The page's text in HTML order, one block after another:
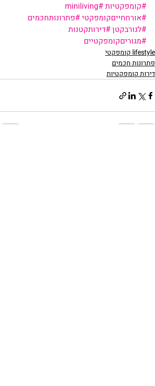
#קומפקטיות#miniliving
#אורחחייםקומפקטי#פתרונותחכמים
#לגורבקטן#דירותקטנות
#מגוריםקומפקטיים
lifestyle קומפקטי
פתרונות חכמים
דירות קומפקטיות